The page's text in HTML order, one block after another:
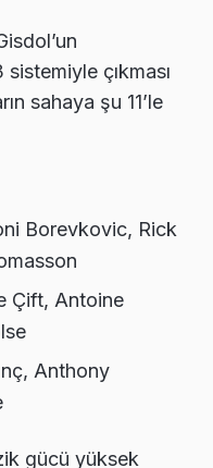
çıkması
sahaya şu 11’le
Borevkovic, Rick
Çift, Antoine
Anthony
gücü yüksek